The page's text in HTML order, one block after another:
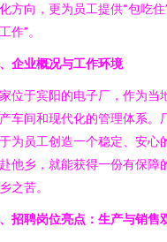
方向，更为员工提供“包吃
作”。
企业概况与工作环境
位于宾阳的电子厂，作为当
车间和现代化的管理体系。
为员工创造一个稳定、安心
他乡，就能获得一份有保障
之苦。
招聘岗位亮点：生产与销售